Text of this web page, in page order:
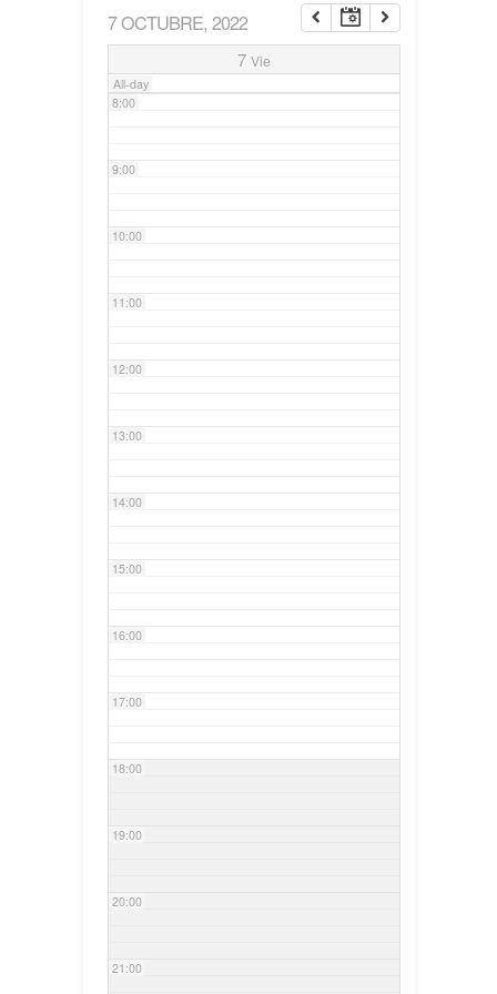
7 OCTUBRE, 2022
7 Vie
All-day
7:00
8:00
9:00
10:00
11:00
12:00
13:00
14:00
15:00
16:00
17:00
18:00
19:00
20:00
21:00